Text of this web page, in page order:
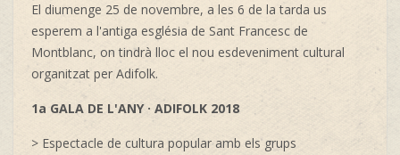
El diumenge 25 de novembre, a les 6 de la tarda us
esperem a l'antiga església de Sant Francesc de
Montblanc, on tindrà lloc el nou esdeveniment cultural
organitzat per Adifolk.
1a GALA DE L'ANY · ADIFOLK 2018
> Espectacle de cultura popular amb els grups